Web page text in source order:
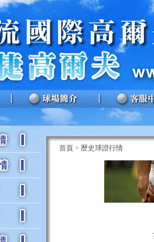
首頁 > 歷史球證行情